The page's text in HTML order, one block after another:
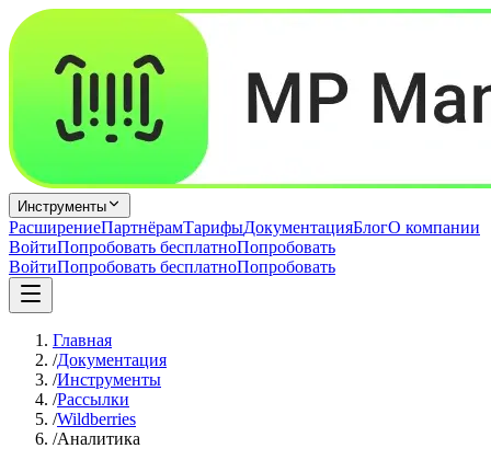
Инструменты
РасширениеПартнёрамТарифыДокументацияБлогО компании
ВойтиПопробовать бесплатноПопробовать
ВойтиПопробовать бесплатноПопробовать
Главная
/Документация
/Инструменты
/Рассылки
/Wildberries
/Аналитика